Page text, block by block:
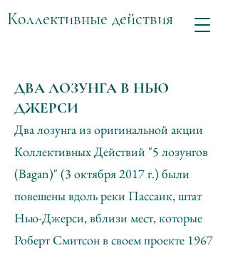
Коллективные действия
ДВА ЛОЗУНГА В НЬЮ
ДЖЕРСИ
Два лозунга из оригинальной акции
Коллективных Действий "5 лозунгов
(Bagan)" (3 октября 2017 г.) были
повешены вдоль реки Пассаик, штат
Нью-Джерси, вблизи мест, которые
Роберт Смитсон в своем проекте 1967